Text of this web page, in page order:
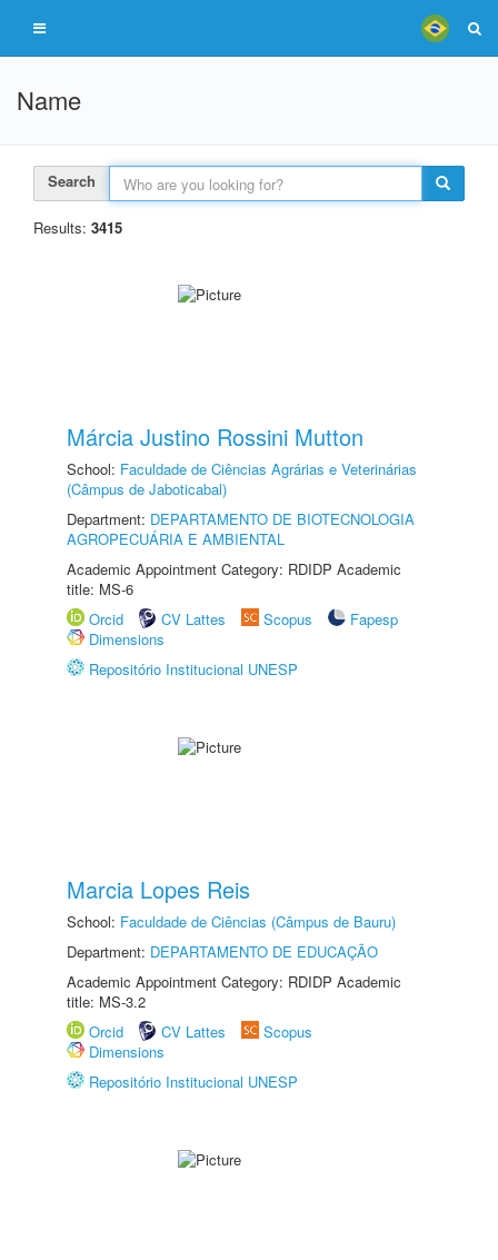
Name
Search
Results: 3415
Márcia Justino Rossini Mutton
School: Faculdade de Ciências Agrárias e Veterinárias
(Câmpus de Jaboticabal)
Department: DEPARTAMENTO DE BIOTECNOLOGIA
AGROPECUÁRIA E AMBIENTAL
Academic Appointment Category: RDIDP Academic
title: MS-6
Orcid
CV Lattes Scopus
Fapesp
Dimensions
Repositório Institucional UNESP
Marcia Lopes Reis
School: Faculdade de Ciências (Câmpus de Bauru)
Department: DEPARTAMENTO DE EDUCAÇÃO
Academic Appointment Category: RDIDP Academic
title: MS-3.2
Orcid
CV Lattes
Scopus
Dimensions
Repositório Institucional UNESP